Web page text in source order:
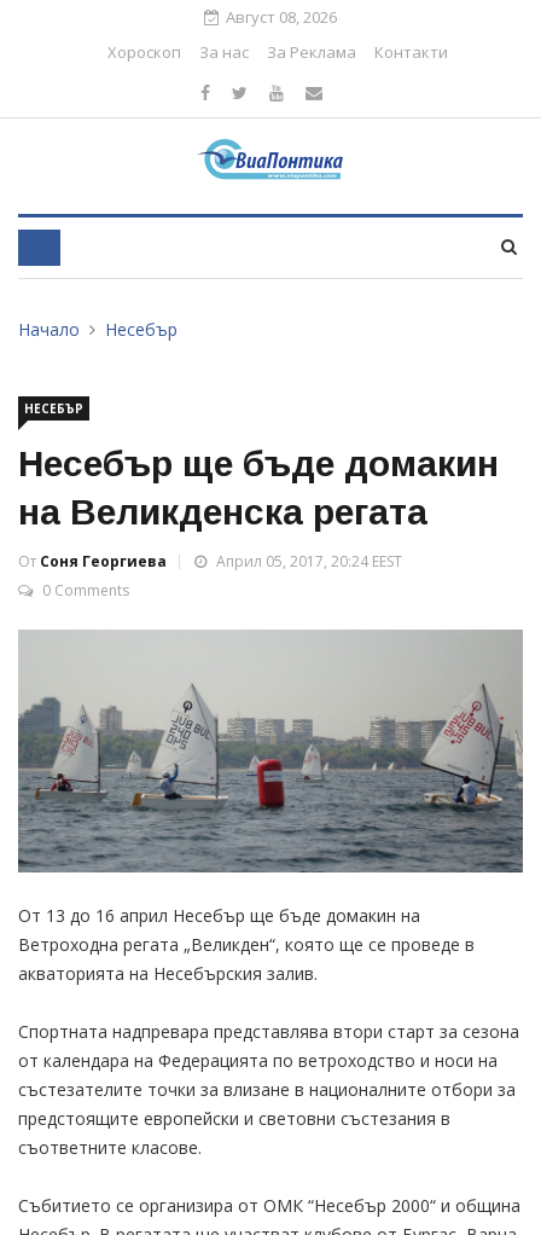
Август 08, 2026
Хороскоп
За нас За Реклама Контакти
Начало Несебър
НЕСЕБЪР
Несебър ще бъде домакин
на Великденска регата
От Соня Георгиева
Април 05, 2017, 20:24 EEST
0 Comments
От 13 до 16 април Несебър ще бъде домакин на
Ветроходна регата „Великден“, която ще се проведе в
акваторията на Несебърския залив.
Спортната надпревара представлява втори старт за сезона
от календара на Федерацията по ветроходство и носи на
състезателите точки за влизане в националните отбори за
предстоящите европейски и световни състезания в
съответните класове.
Събитието се организира от ОМК “Несебър 2000“ и община